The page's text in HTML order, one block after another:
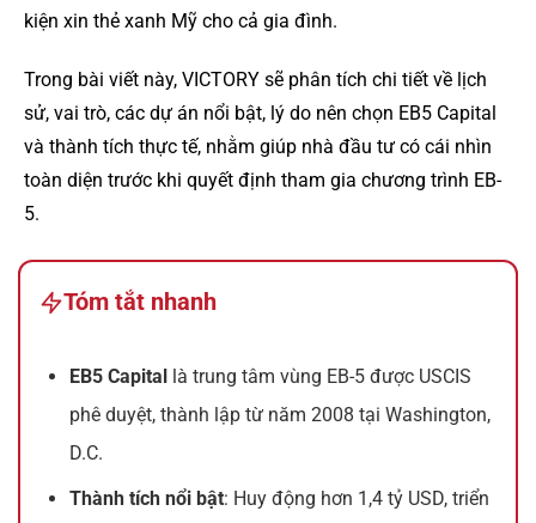
kiện xin thẻ xanh Mỹ cho cả gia đình.
Trong bài viết này, VICTORY sẽ phân tích chi tiết về lịch
sử, vai trò, các dự án nổi bật, lý do nên chọn EB5 Capital
và thành tích thực tế, nhằm giúp nhà đầu tư có cái nhìn
toàn diện trước khi quyết định tham gia chương trình EB-
5.
Tóm tắt nhanh
EB5 Capital
là trung tâm vùng EB-5 được USCIS
phê duyệt, thành lập từ năm 2008 tại Washington,
D.C.
Thành tích nổi bật: Huy động hơn 1,4 tỷ USD, triển